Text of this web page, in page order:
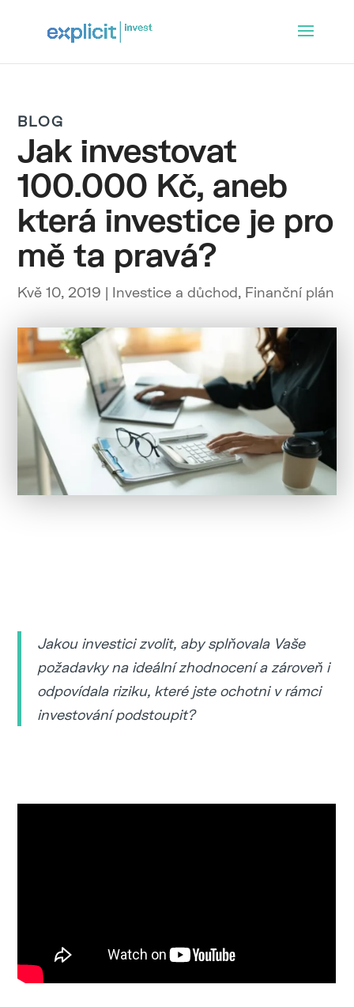
BLOG
Jak investovat
100.000 Kč, aneb
která investice je pro
mě ta pravá?
Kvě 10, 2019 | Investice a důchod, Finanční plán
Jakou investici zvolit, aby splňovala Vaše
požadavky na ideální zhodnocení a zároveň i
odpovídala riziku, které jste ochotni v rámci
investování podstoupit?